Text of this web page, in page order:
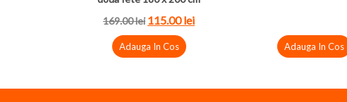
169.00 lei 115.00 lei
Adauga In Cos Adauga In Cos